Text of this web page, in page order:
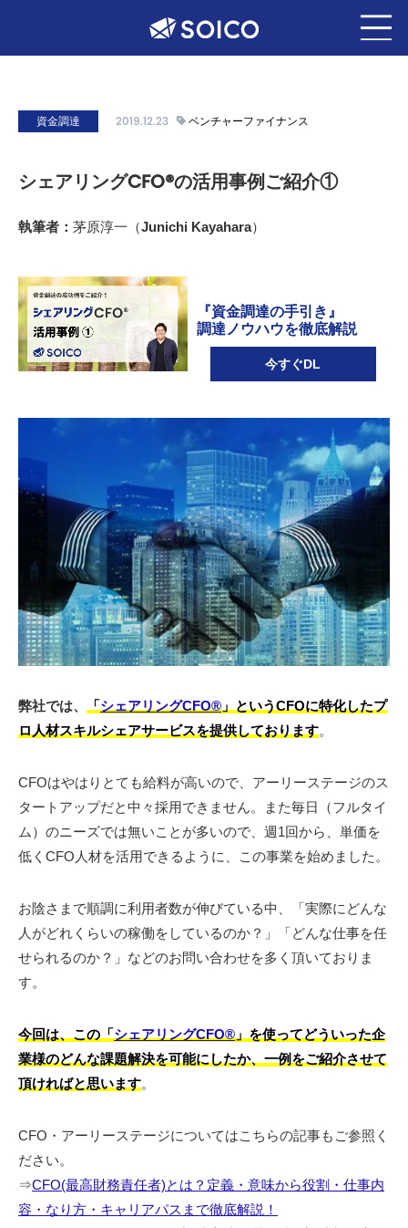
資金調達 2019.12.23 ベンチャーファイナンス
シェアリングCFO®︎の活用事例ご紹介①
執筆者： 茅原淳一（Junichi Kayahara）
『資金調達の手引き』
調達ノウハウを徹底解説
今すぐDL
弊社では、 「シェアリングCFO®︎ 」というCFOに特化したプ
ロ人材スキルシェアサービスを提供しております。
CFOはやはりとても給料が高いので、アーリーステージのス
タートアップだと中々採用できません。また毎日（フルタイ
ム）のニーズでは無いことが多いので、週1回から、単価を
低くCFO人材を活用できるように、この事業を始めました。
お陰さまで順調に利用者数が伸びている中、「実際にどんな
人がどれくらいの稼働をしているのか？」「どんな仕事を任
せられるのか？」などのお問い合わせを多く頂いておりま
す。
今回は、この「シェアリングCFO®︎ 」を使ってどういった企
業様のどんな課題解決を可能にしたか、一例をご紹介させて
頂ければと思います。
CFO・アーリーステージについてはこちらの記事もご参照く
ださい。
⇒CFO(最高財務責任者)とは？定義・意味から役割・仕事内
容・なり方・キャリアパスまで徹底解説！